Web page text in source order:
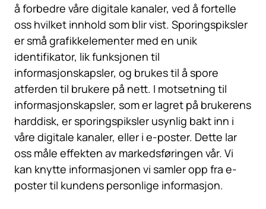
å forbedre våre digitale kanaler, ved å fortelle
oss hvilket innhold som blir vist. Sporingspiksler
er små grafikkelementer med en unik
identifikator, lik funksjonen til
informasjonskapsler, og brukes til å spore
atferden til brukere på nett. I motsetning til
informasjonskapsler, som er lagret på brukerens
harddisk, er sporingspiksler usynlig bakt inn i
våre digitale kanaler, eller i e-poster. Dette lar
oss måle effekten av markedsføringen vår. Vi
kan knytte informasjonen vi samler opp fra e-
poster til kundens personlige informasjon.